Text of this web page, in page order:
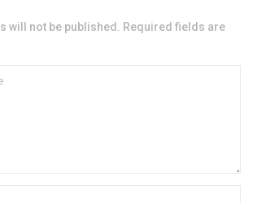
will not be published. Required fields are